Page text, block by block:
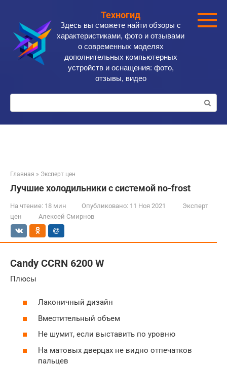
контенту
Техногид
Здесь вы сможете найти обзоры с
характеристиками, фото и отзывами
о современных моделях
дополнительных компьютерных
устройств и оснащения: фото,
отзывы, видео
Поиск:
Главная » Эксперт цен
Лучшие холодильники с системой no-frost
На чтение: 18 мин Опубликовано: 11 Ноя 2021
Эксперт
цен
Алексей Смирнов
Candy CCRN 6200 W
Плюсы
Лаконичный дизайн
Вместительный объем
Не шумит, если выставить по уровню
На матовых дверцах не видно отпечатков
пальцев